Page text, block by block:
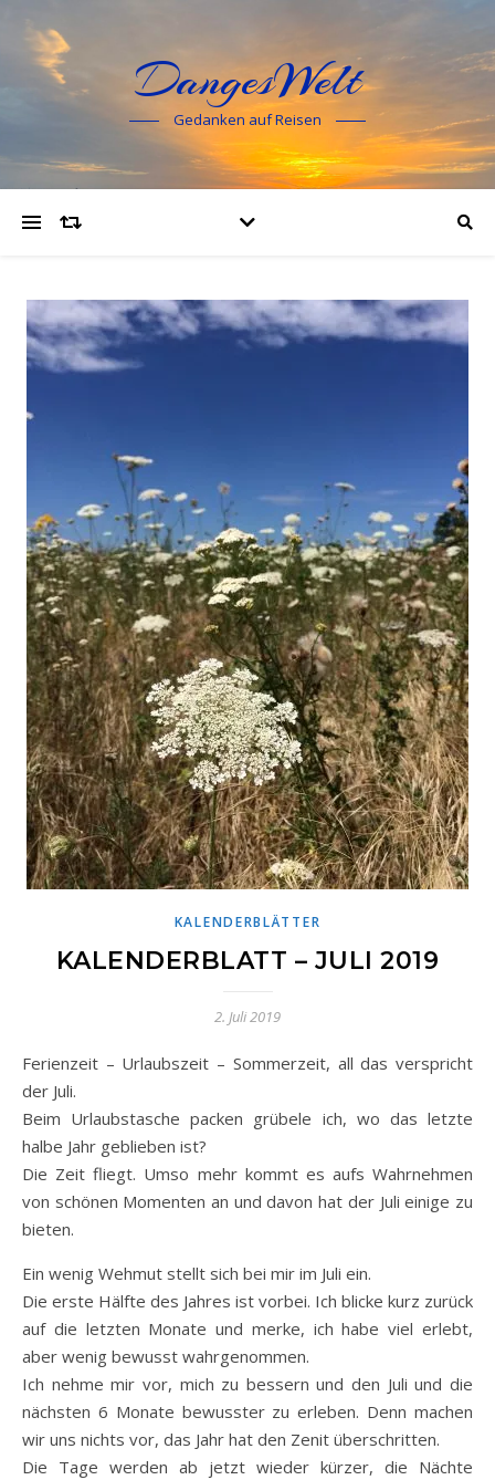
DangesWelt
Gedanken auf Reisen
KALENDERBLÄTTER
KALENDERBLATT – JULI 2019
2. Juli 2019
Ferienzeit – Urlaubszeit – Sommerzeit, all das verspricht
der Juli.
Beim Urlaubstasche packen grübele ich, wo das letzte
halbe Jahr geblieben ist?
Die Zeit fliegt. Umso mehr kommt es aufs Wahrnehmen
von schönen Momenten an und davon hat der Juli einige zu
bieten.
Ein wenig Wehmut stellt sich bei mir im Juli ein.
Die erste Hälfte des Jahres ist vorbei. Ich blicke kurz zurück
auf die letzten Monate und merke, ich habe viel erlebt,
aber wenig bewusst wahrgenommen.
Ich nehme mir vor, mich zu bessern und den Juli und die
nächsten 6 Monate bewusster zu erleben. Denn machen
wir uns nichts vor, das Jahr hat den Zenit überschritten.
Die Tage werden ab jetzt wieder kürzer, die Nächte